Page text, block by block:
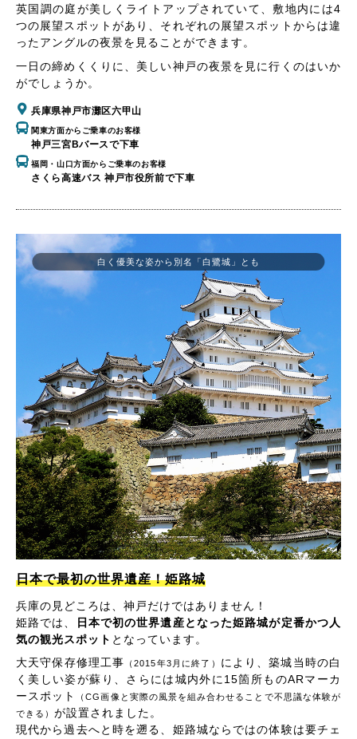
英国調の庭が美しくライトアップされていて、敷地内には4
つの展望スポットがあり、それぞれの展望スポットからは違
ったアングルの夜景を見ることができます。
一日の締めくくりに、美しい神戸の夜景を見に行くのはいか
がでしょうか。
兵庫県神戸市灘区六甲山
関東方面からご乗車のお客様
神戸三宮Bバースで下車
福岡・山口方面からご乗車のお客様
さくら高速バス 神戸市役所前で下車
白く優美な姿から別名「白鷺城」とも
日本で最初の世界遺産！姫路城
兵庫の見どころは、神戸だけではありません！
姫路では、
日本で初の世界遺産となった姫路城が定番かつ人
気の観光スポット となっています。
大天守保存修理工事
（2015年3月に終了）
により、築城当時の白
く美しい姿が蘇り、さらには城内外に15箇所ものARマーカ
ースポット
（CG画像と実際の風景を組み合わせることで不思議な体験が
できる） が設置されました。
現代から過去へと時を遡る、姫路城ならではの体験は要チェ